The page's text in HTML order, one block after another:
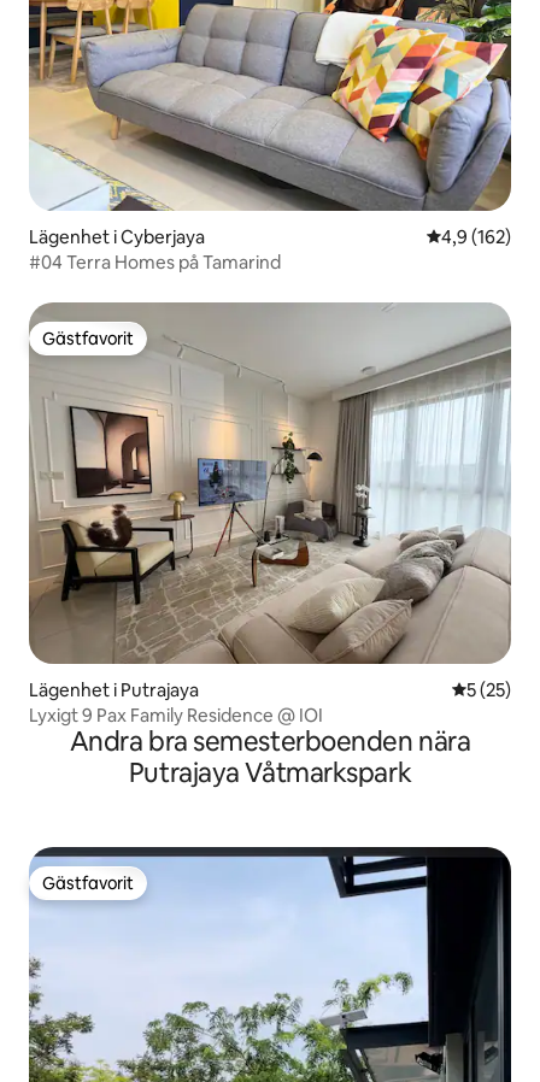
Lägenhet i Cyberjaya 4,9 av 5 i
4,9 (162)
#04 Terra Homes på Tamarind
Gästfavorit
Gästfavorit
Lägenhet i Putrajaya 5 av 5 i
5 (25)
Lyxigt 9 Pax Family Residence @ IOI
Andra bra semesterboenden nära
Putrajaya Våtmarkspark
Gästfavorit
Gästfavorit